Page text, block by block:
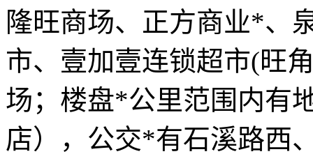
隆旺商场、正方商业*、
市、壹加壹连锁超市(旺
场；楼盘*公里范围内有
店），公交*有石溪路西